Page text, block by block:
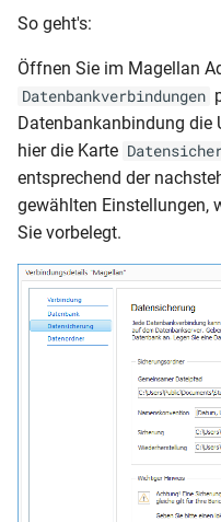
So geht's:
Öffnen Sie im Magellan
Datenbankverbindungen
Datenbankanbindung die
hier die Karte
entsprechend der
gewählten Einstellungen,
Sie vorbelegt.